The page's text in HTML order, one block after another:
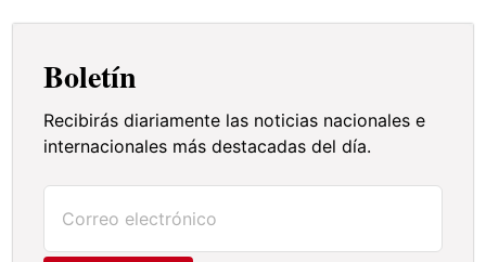
Boletín
Recibirás diariamente las noticias nacionales e
internacionales más destacadas del día.